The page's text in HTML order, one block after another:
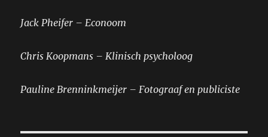
Jack Pheifer – Econoom
Chris Koopmans – Klinisch psycholoog
Pauline Brenninkmeijer – Fotograaf en publiciste